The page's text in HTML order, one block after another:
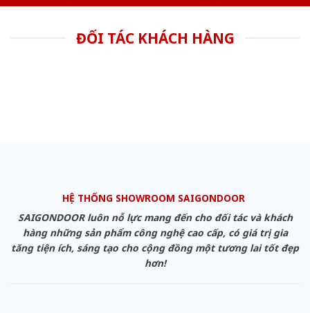
ĐỐI TÁC KHÁCH HÀNG
HỆ THỐNG SHOWROOM SAIGONDOOR
SAIGONDOOR luôn nỗ lực mang đến cho đối tác và khách
hàng những sản phẩm công nghệ cao cấp, có giá trị gia
tăng tiện ích, sáng tạo cho cộng đồng một tương lai tốt đẹp
hơn!